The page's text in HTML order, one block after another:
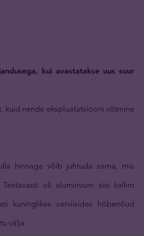
kui avastatakse uus suur
kuid nende ekspluatatsiooni võtmine
hinnaga võib juhtuda sama, mis
oli alumiinium siis kallim
kuninglikes serviisides hõbenõud
välja.